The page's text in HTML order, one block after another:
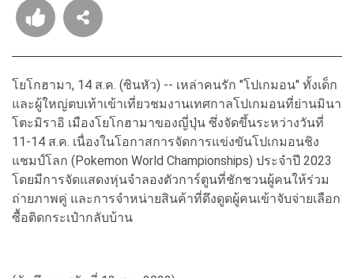
โยโกฮามา, 14 ส.ค. (ซินหัว) -- เหล่าคนรัก "โปเกมอน" ทั้งเด็ก
และผู้ใหญ่ตบเท้าเข้าเที่ยวชมงานเทศกาลโปเกมอนที่ย่านมินา
โตะมิราอิ เมืองโยโกฮามาของญี่ปุ่น ซึ่งจัดขึ้นระหว่างวันที่
11-14 ส.ค. เนื่องในโอกาสการจัดการแข่งขันโปเกมอนชิง
แชมป์โลก (Pokemon World Championships) ประจำปี 2023
โดยมีการจัดแสดงหุ่นจำลองตัวการ์ตูนที่ชักชวนผู้คนให้ร่วม
ถ่ายภาพคู่ และการจำหน่ายสินค้าที่ดึงดูดผู้คนเข้าจับจ่ายเลือก
ซื้อติดกระเป๋ากลับบ้าน